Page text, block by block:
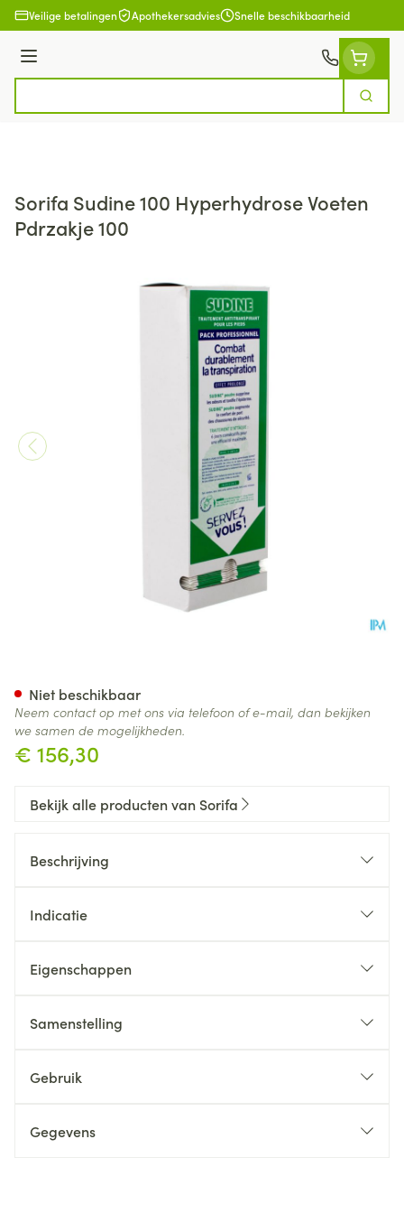
Ga naar de inhoud
Veilige betalingen Apothekersadvies Snelle beschikbaarheid
Menu
Zoek
Sorifa Sudine 100 Hyperhydrose Voeten
Pdrzakje 100
€ 156,30
Niet beschikbaar
Neem contact op met ons via telefoon of e-mail, dan bekijken
we samen de mogelijkheden.
Bekijk alle producten van Sorifa
Beschrijving
Indicatie
Eigenschappen
Samenstelling
Gebruik
Gegevens